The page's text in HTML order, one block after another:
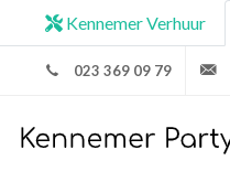
Kennemer Verhuur
023 369 09 79